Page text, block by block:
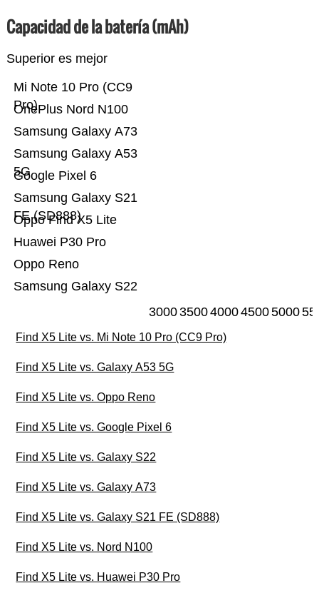
Capacidad de la batería (mAh)
Superior es mejor
Samsung Galaxy S22
Oppo Reno
Huawei P30 Pro
Oppo Find X5 Lite
Samsung Galaxy S21
FE (SD888)
Google Pixel 6
Samsung Galaxy A53
5G
Samsung Galaxy A73
OnePlus Nord N100
Mi Note 10 Pro (CC9
Pro)
30003500400045005000
Find X5 Lite vs. Mi Note 10 Pro (CC9 Pro)
Find X5 Lite vs. Galaxy A53 5G
Find X5 Lite vs. Oppo Reno
Find X5 Lite vs. Google Pixel 6
Find X5 Lite vs. Galaxy S22
Find X5 Lite vs. Galaxy A73
Find X5 Lite vs. Galaxy S21 FE (SD888)
Find X5 Lite vs. Nord N100
Find X5 Lite vs. Huawei P30 Pro